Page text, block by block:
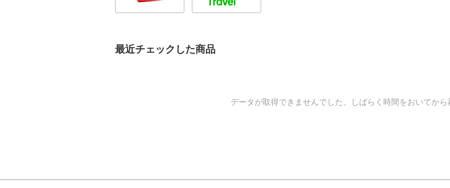
最近チェックした商品
データが取得できませんでした。しばらく時間をおいてから